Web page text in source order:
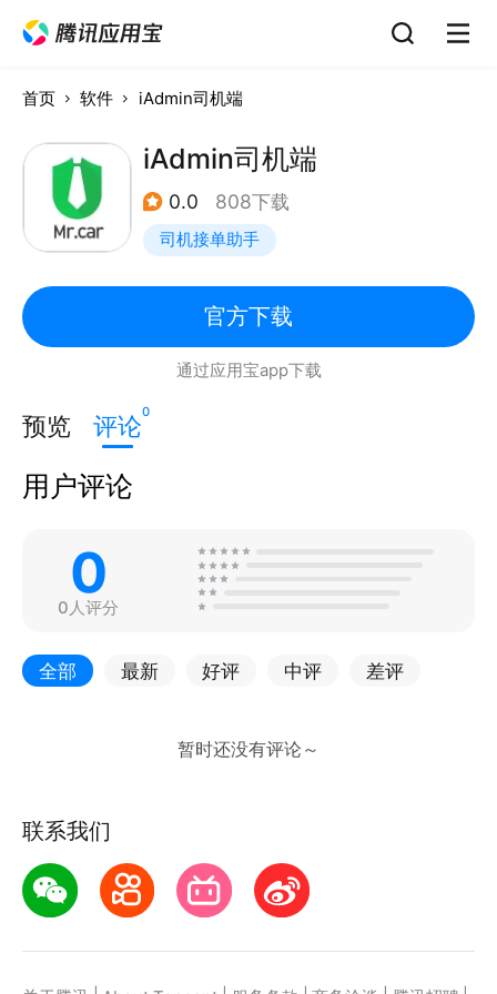
首页 软件 iAdmin司机端
iAdmin司机端
0.0 808下载
司机接单助手
官方下载
通过应用宝app下载
预览 评论0
用户评论
0
0人评分
全部 最新 好评 中评 差评
联系我们